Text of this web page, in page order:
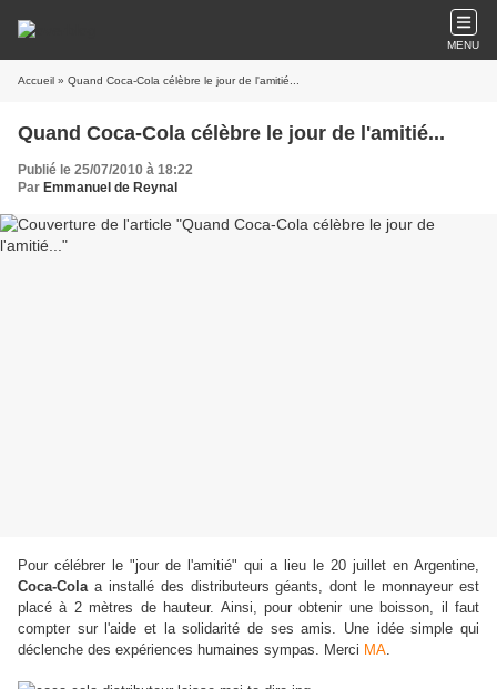
MENU
Accueil » Quand Coca-Cola célèbre le jour de l'amitié...
Quand Coca-Cola célèbre le jour de l'amitié...
Publié le 25/07/2010 à 18:22
Par Emmanuel de Reynal
Pour célébrer le "jour de l'amitié" qui a lieu le 20 juillet en Argentine,
Coca-Colaa installé des distributeurs géants, dont le monnayeur est
placé à 2 mètres de hauteur. Ainsi, pour obtenir une boisson, il faut
compter sur l'aide et la solidarité de ses amis. Une idée simple qui
déclenche des expériences humaines sympas. Merci MA.